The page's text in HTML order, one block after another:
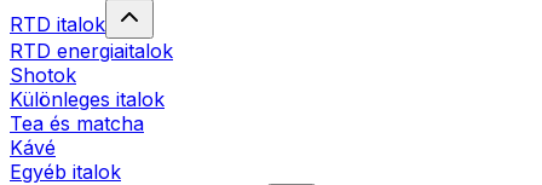
RTD italok
RTD energiaitalok
Shotok
Különleges italok
Tea és matcha
Kávé
Egyéb italok